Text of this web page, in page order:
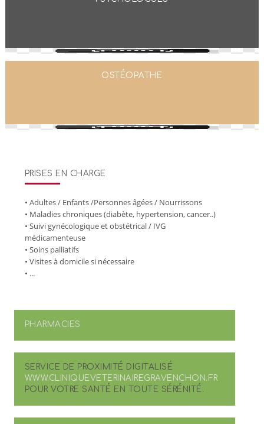
OSTÉOPATHE
PRISES EN CHARGE
• Adultes / Enfants /Personnes âgées / Nourrissons
• Maladies chroniques (diabète, hypertension, cancer..)
• Suivi gynécologique et obstétrical / IVG
médicamenteuse
• Soins palliatifs
• Visites à domicile si nécessaire
• ...
PHARMACIES
SERVICE DE PROXIMITÉ DIGITALISÉ
WWW.CLINIQUEVETERINAIREGRAVENCHON.FR
POUR VOTRE SANTÉ EN TOUTE SÉRÉNITÉ.